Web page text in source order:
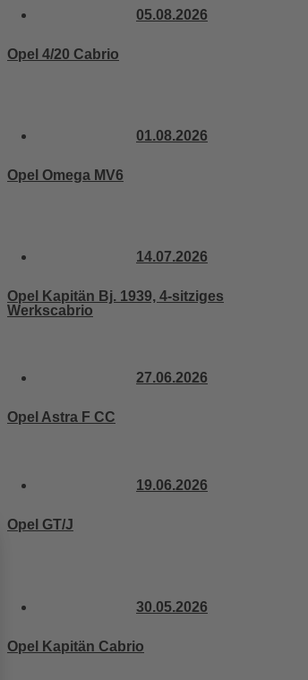
05.08.2026
Opel 4/20 Cabrio
01.08.2026
Opel Omega MV6
14.07.2026
Opel Kapitän Bj. 1939, 4-sitziges
Werkscabrio
27.06.2026
Opel Astra F CC
19.06.2026
Opel GT/J
30.05.2026
Opel Kapitän Cabrio